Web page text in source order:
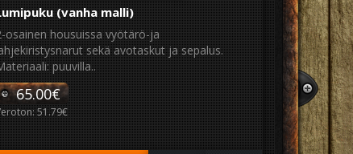
(vanha malli)
osainen housuissa vyötärö-ja
sekä avotaskut ja sepalus.
puuvilla..
65.00€
51.79€